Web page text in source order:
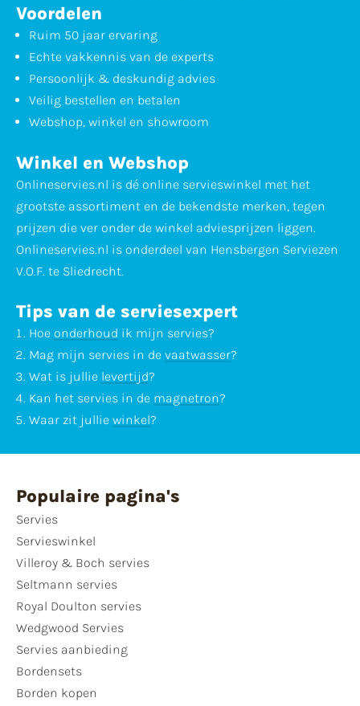
Voordelen
Ruim 50 jaar ervaring
Echte vakkennis van de experts
Persoonlijk & deskundig advies
Veilig bestellen en betalen
Webshop, winkel en showroom
Winkel en Webshop
Onlineservies.nl is dé online servieswinkel met het
grootste assortiment en de bekendste merken, tegen
prijzen die ver onder de winkel adviesprijzen liggen.
Onlineservies.nl is onderdeel van Hensbergen Serviezen
V.O.F. te Sliedrecht.
Tips van de serviesexpert
Hoe onderhoud ik mijn servies?
Mag mijn servies in de vaatwasser?
Wat is jullie levertijd?
Kan het servies in de magnetron?
Waar zit jullie winkel?
Populaire pagina's
Servies
Servieswinkel
Villeroy & Boch servies
Seltmann servies
Royal Doulton servies
Wedgwood Servies
Servies aanbieding
Bordensets
Borden kopen